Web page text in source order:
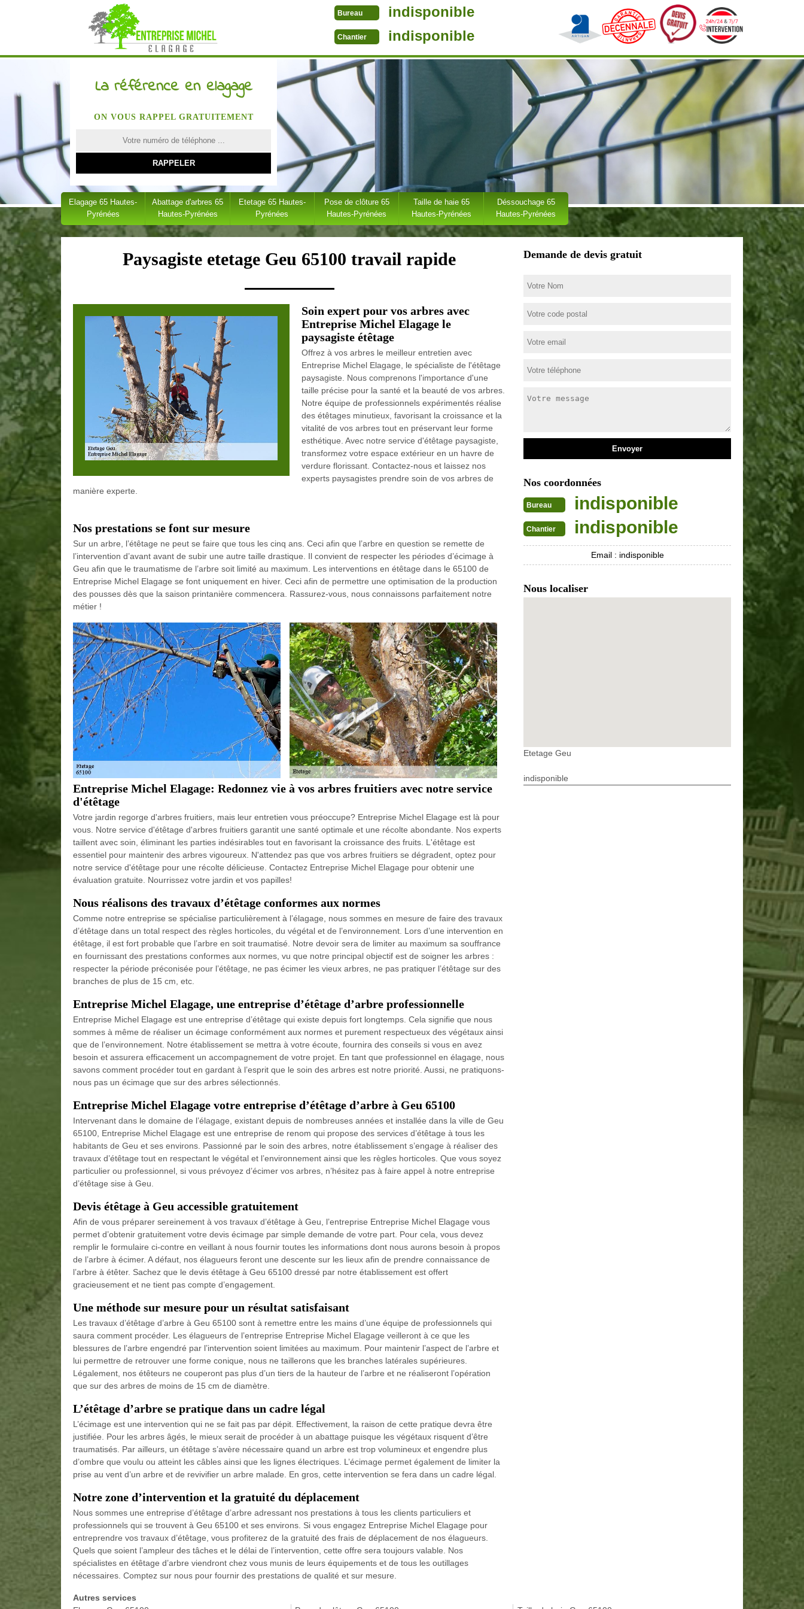
Bureau indisponible
Chantier indisponible
La référence en elagage
ON VOUS RAPPEL GRATUITEMENT
Elagage 65 Hautes-
Pyrénées
Abattage d'arbres 65
Hautes-Pyrénées
Etetage 65 Hautes-
Pyrénées
Pose de clôture 65
Hautes-Pyrénées
Taille de haie 65
Hautes-Pyrénées
Déssouchage 65
Hautes-Pyrénées
Paysagiste etetage Geu 65100 travail rapide
Soin expert pour vos arbres avec
Entreprise Michel Elagage le
paysagiste étêtage
Offrez à vos arbres le meilleur entretien avec
Entreprise Michel Elagage, le spécialiste de l'étêtage
paysagiste. Nous comprenons l'importance d'une
taille précise pour la santé et la beauté de vos arbres.
Notre équipe de professionnels expérimentés réalise
des étêtages minutieux, favorisant la croissance et la
vitalité de vos arbres tout en préservant leur forme
esthétique. Avec notre service d'étêtage paysagiste,
transformez votre espace extérieur en un havre de
verdure florissant. Contactez-nous et laissez nos
experts paysagistes prendre soin de vos arbres de
manière experte.
Nos prestations se font sur mesure
Sur un arbre, l’étêtage ne peut se faire que tous les cinq ans. Ceci afin que l’arbre en question se remette de
l’intervention d’avant avant de subir une autre taille drastique. Il convient de respecter les périodes d’écimage à
Geu afin que le traumatisme de l’arbre soit limité au maximum. Les interventions en étêtage dans le 65100 de
Entreprise Michel Elagage se font uniquement en hiver. Ceci afin de permettre une optimisation de la production
des pousses dès que la saison printanière commencera. Rassurez-vous, nous connaissons parfaitement notre
métier !
Entreprise Michel Elagage: Redonnez vie à vos arbres fruitiers avec notre service
d'étêtage
Votre jardin regorge d'arbres fruitiers, mais leur entretien vous préoccupe? Entreprise Michel Elagage est là pour
vous. Notre service d'étêtage d'arbres fruitiers garantit une santé optimale et une récolte abondante. Nos experts
taillent avec soin, éliminant les parties indésirables tout en favorisant la croissance des fruits. L'étêtage est
essentiel pour maintenir des arbres vigoureux. N'attendez pas que vos arbres fruitiers se dégradent, optez pour
notre service d'étêtage pour une récolte délicieuse. Contactez Entreprise Michel Elagage pour obtenir une
évaluation gratuite. Nourrissez votre jardin et vos papilles!
Nous réalisons des travaux d’étêtage conformes aux normes
Comme notre entreprise se spécialise particulièrement à l’élagage, nous sommes en mesure de faire des travaux
d’étêtage dans un total respect des règles horticoles, du végétal et de l’environnement. Lors d’une intervention en
étêtage, il est fort probable que l’arbre en soit traumatisé. Notre devoir sera de limiter au maximum sa souffrance
en fournissant des prestations conformes aux normes, vu que notre principal objectif est de soigner les arbres :
respecter la période préconisée pour l’étêtage, ne pas écimer les vieux arbres, ne pas pratiquer l’étêtage sur des
branches de plus de 15 cm, etc.
Entreprise Michel Elagage, une entreprise d’étêtage d’arbre professionnelle
Entreprise Michel Elagage est une entreprise d’étêtage qui existe depuis fort longtemps. Cela signifie que nous
sommes à même de réaliser un écimage conformément aux normes et purement respectueux des végétaux ainsi
que de l’environnement. Notre établissement se mettra à votre écoute, fournira des conseils si vous en avez
besoin et assurera efficacement un accompagnement de votre projet. En tant que professionnel en élagage, nous
savons comment procéder tout en gardant à l’esprit que le soin des arbres est notre priorité. Aussi, ne pratiquons-
nous pas un écimage que sur des arbres sélectionnés.
Entreprise Michel Elagage votre entreprise d’étêtage d’arbre à Geu 65100
Intervenant dans le domaine de l’élagage, existant depuis de nombreuses années et installée dans la ville de Geu
65100, Entreprise Michel Elagage est une entreprise de renom qui propose des services d’étêtage à tous les
habitants de Geu et ses environs. Passionné par le soin des arbres, notre établissement s’engage à réaliser des
travaux d’étêtage tout en respectant le végétal et l’environnement ainsi que les règles horticoles. Que vous soyez
particulier ou professionnel, si vous prévoyez d’écimer vos arbres, n’hésitez pas à faire appel à notre entreprise
d’étêtage sise à Geu.
Devis étêtage à Geu accessible gratuitement
Afin de vous préparer sereinement à vos travaux d’étêtage à Geu, l’entreprise Entreprise Michel Elagage vous
permet d’obtenir gratuitement votre devis écimage par simple demande de votre part. Pour cela, vous devez
remplir le formulaire ci-contre en veillant à nous fournir toutes les informations dont nous aurons besoin à propos
de l’arbre à écimer. A défaut, nos élagueurs feront une descente sur les lieux afin de prendre connaissance de
l’arbre à étêter. Sachez que le devis étêtage à Geu 65100 dressé par notre établissement est offert
gracieusement et ne tient pas compte d’engagement.
Une méthode sur mesure pour un résultat satisfaisant
Les travaux d’étêtage d’arbre à Geu 65100 sont à remettre entre les mains d’une équipe de professionnels qui
saura comment procéder. Les élagueurs de l’entreprise Entreprise Michel Elagage veilleront à ce que les
blessures de l’arbre engendré par l’intervention soient limitées au maximum. Pour maintenir l’aspect de l’arbre et
lui permettre de retrouver une forme conique, nous ne taillerons que les branches latérales supérieures.
Légalement, nos étêteurs ne couperont pas plus d’un tiers de la hauteur de l’arbre et ne réaliseront l’opération
que sur des arbres de moins de 15 cm de diamètre.
L’étêtage d’arbre se pratique dans un cadre légal
L’écimage est une intervention qui ne se fait pas par dépit. Effectivement, la raison de cette pratique devra être
justifiée. Pour les arbres âgés, le mieux serait de procéder à un abattage puisque les végétaux risquent d’être
traumatisés. Par ailleurs, un étêtage s’avère nécessaire quand un arbre est trop volumineux et engendre plus
d’ombre que voulu ou atteint les câbles ainsi que les lignes électriques. L’écimage permet également de limiter la
prise au vent d’un arbre et de revivifier un arbre malade. En gros, cette intervention se fera dans un cadre légal.
Notre zone d’intervention et la gratuité du déplacement
Nous sommes une entreprise d’étêtage d’arbre adressant nos prestations à tous les clients particuliers et
professionnels qui se trouvent à Geu 65100 et ses environs. Si vous engagez Entreprise Michel Elagage pour
entreprendre vos travaux d’étêtage, vous profiterez de la gratuité des frais de déplacement de nos élagueurs.
Quels que soient l’ampleur des tâches et le délai de l’intervention, cette offre sera toujours valable. Nos
spécialistes en étêtage d’arbre viendront chez vous munis de leurs équipements et de tous les outillages
nécessaires. Comptez sur nous pour fournir des prestations de qualité et sur mesure.
Demande de devis gratuit
Nos coordonnées
Bureau indisponible
Chantier indisponible
Email : indisponible
Nous localiser
Etetage Geu
indisponible
Autres services